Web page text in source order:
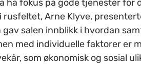
ha fokus på gode tjenester for
rusfeltet, Arne Klyve,
gav salen innblikk i hvordan
med individuelle faktorer er
som økonomisk og sosial